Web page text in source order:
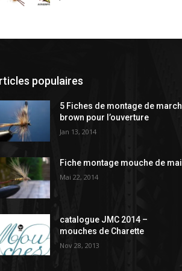
populaires
5 Fiches de montage de march
brown pour l’ouverture
Jan 13, 2014
Fiche montage mouche de mai
Mai 22, 2014
catalogue JMC 2014 –
mouches de Charette
Nov 28, 2013